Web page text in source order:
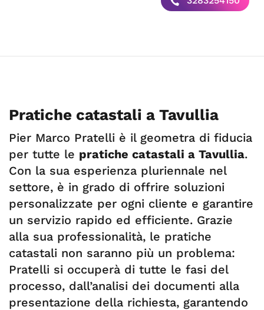
Pratiche catastali a Tavullia
Pier Marco Pratelli è il geometra di fiducia
per tutte le pratiche catastali a Tavullia.
Con la sua esperienza pluriennale nel
settore, è in grado di offrire soluzioni
personalizzate per ogni cliente e garantire
un servizio rapido ed efficiente. Grazie
alla sua professionalità, le pratiche
catastali non saranno più un problema:
Pratelli si occuperà di tutte le fasi del
processo, dall’analisi dei documenti alla
presentazione della richiesta, garantendo